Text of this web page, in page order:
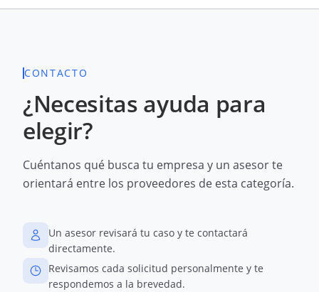
CONTACTO
¿Necesitas ayuda para
elegir?
Cuéntanos qué busca tu empresa y un asesor te
orientará entre los proveedores de esta categoría.
Un asesor revisará tu caso y te contactará
directamente.
Revisamos cada solicitud personalmente y te
respondemos a la brevedad.